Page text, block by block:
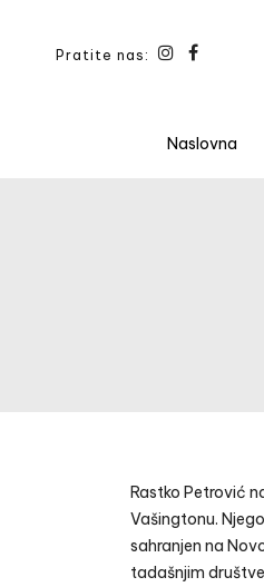
Pratite nas:
Naslovna
Rastko Petrović
Vašingtonu.
sahranjen na
tadašnjim